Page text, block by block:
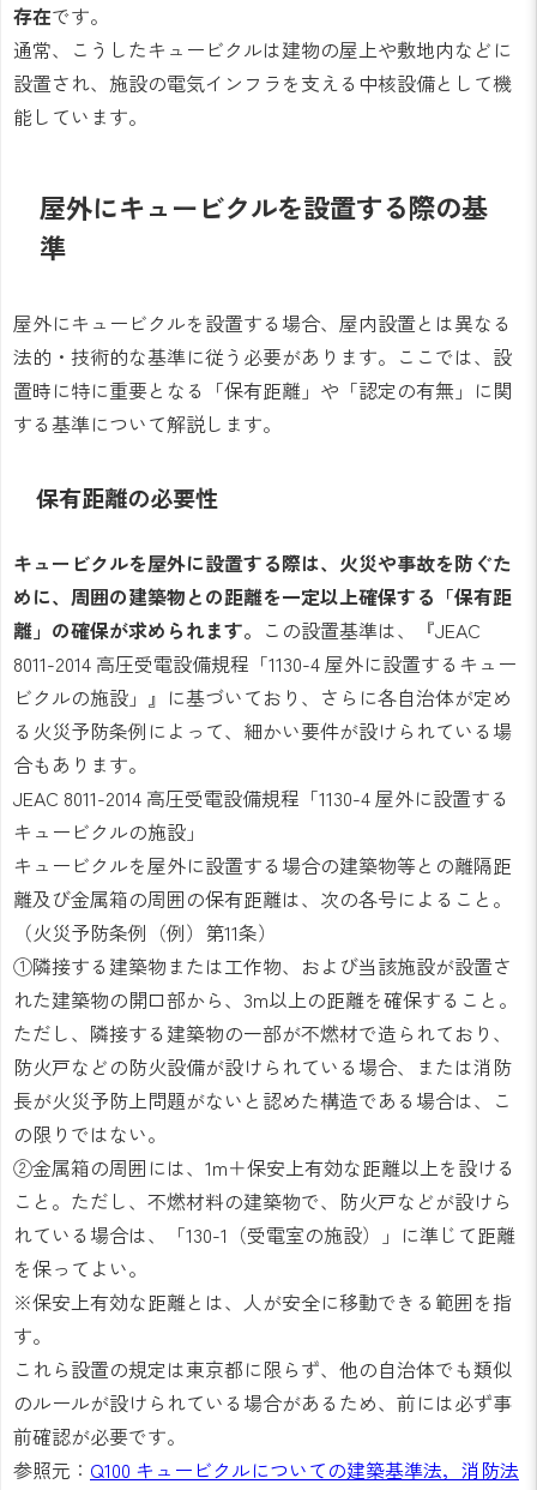
存在です。
通常、こうしたキュービクルは建物の屋上や敷地内などに
設置され、施設の電気インフラを支える中核設備として機
能しています。
屋外にキュービクルを設置する際の基
準
屋外にキュービクルを設置する場合、屋内設置とは異なる
法的・技術的な基準に従う必要があります。ここでは、設
置時に特に重要となる「保有距離」や「認定の有無」に関
する基準について解説します。
保有距離の必要性
キュービクルを屋外に設置する際は、火災や事故を防ぐた
めに、周囲の建築物との距離を一定以上確保する「保有距
離」の確保が求められます。 この設置基準は、『JEAC
8011-2014 高圧受電設備規程「1130-4 屋外に設置するキュー
ビクルの施設」』に基づいており、さらに各自治体が定め
る火災予防条例によって、細かい要件が設けられている場
合もあります。
JEAC 8011-2014 高圧受電設備規程「1130-4 屋外に設置する
キュービクルの施設」
キュービクルを屋外に設置する場合の建築物等との離隔距
離及び金属箱の周囲の保有距離は、次の各号によること。
（火災予防条例（例）第11条）
①隣接する建築物または工作物、および当該施設が設置さ
れた建築物の開口部から、3m以上の距離を確保すること。
ただし、隣接する建築物の一部が不燃材で造られており、
防火戸などの防火設備が設けられている場合、または消防
長が火災予防上問題がないと認めた構造である場合は、こ
の限りではない。
②金属箱の周囲には、1m＋保安上有効な距離以上を設ける
こと。ただし、不燃材料の建築物で、防火戸などが設けら
れている場合は、「130-1（受電室の施設）」に準じて距離
を保ってよい。
※保安上有効な距離とは、人が安全に移動できる範囲を指
す。
これら設置の規定は東京都に限らず、他の自治体でも類似
のルールが設けられている場合があるため、前には必ず事
前確認が必要です。
参照元： Q100 キュービクルについての建築基準法，消防法